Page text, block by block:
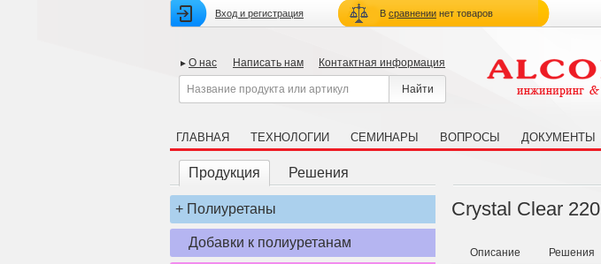
Вход и регистрация В сравнении нет товаров
О нас Написать нам Контактная информация
ГЛАВНАЯ ТЕХНОЛОГИИ СЕМИНАРЫ ВОПРОСЫ ДОКУМЕНТЫ
Продукция Решения
+ Полиуретаны
Добавки к полиуретанам
Crystal Clear 220
Описание Решения